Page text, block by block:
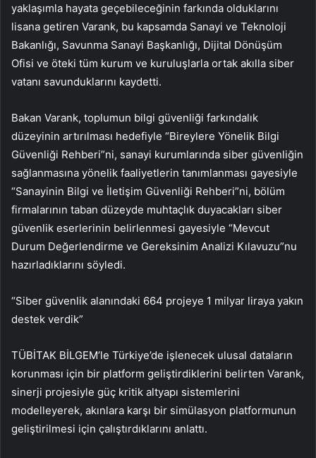
yaklaşımla hayata geçebileceğinin farkında olduklarını
lisana getiren Varank, bu kapsamda Sanayi ve Teknoloji
Bakanlığı, Savunma Sanayi Başkanlığı, Dijital Dönüşüm
Ofisi ve öteki tüm kurum ve kuruluşlarla ortak akılla siber
vatanı savunduklarını kaydetti.
Bakan Varank, toplumun bilgi güvenliği farkındalık
düzeyinin artırılması hedefiyle “Bireylere Yönelik Bilgi
Güvenliği Rehberi”ni, sanayi kurumlarında siber güvenliğin
sağlanmasına yönelik faaliyetlerin tanımlanması gayesiyle
“Sanayinin Bilgi ve İletişim Güvenliği Rehberi”ni, bölüm
firmalarının taban düzeyde muhtaçlık duyacakları siber
güvenlik eserlerinin belirlenmesi gayesiyle “Mevcut
Durum Değerlendirme ve Gereksinim Analizi Kılavuzu”nu
hazırladıklarını söyledi.
“Siber güvenlik alanındaki 664 projeye 1 milyar liraya yakın
destek verdik”
TÜBİTAK BİLGEM’le Türkiye’de işlenecek ulusal dataların
korunması için bir platform geliştirdiklerini belirten Varank,
sinerji projesiyle güç kritik altyapı sistemlerini
modelleyerek, akınlara karşı bir simülasyon platformunun
geliştirilmesi için çalıştırdıklarını anlattı.